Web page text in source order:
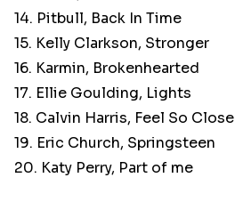
14. Pitbull, Back In Time
15. Kelly Clarkson, Stronger
16. Karmin, Brokenhearted
17. Ellie Goulding, Lights
18. Calvin Harris, Feel So Close
19. Eric Church, Springsteen
20. Katy Perry, Part of me